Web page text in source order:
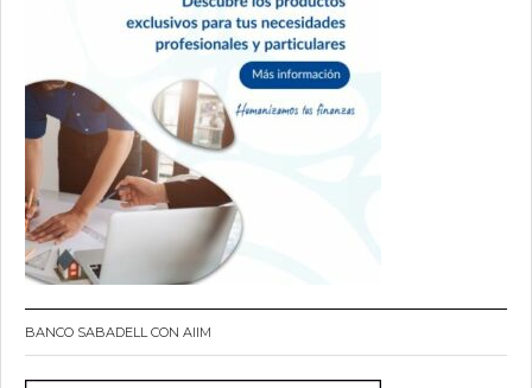
BANCO SABADELL CON AIIM